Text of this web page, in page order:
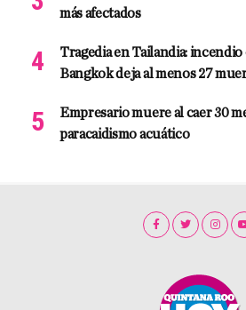
más afectados
Tragedia en Tailandia:
Bangkok deja al menos 27
Empresario muere al caer 30
paracaidismo acuático